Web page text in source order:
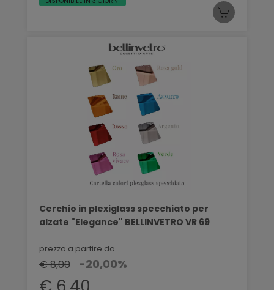
Cerchio in plexiglass specchiato per
alzate "Elegance" BELLINVETRO VR 69
prezzo a partire da
€ 8,00 -20,00%